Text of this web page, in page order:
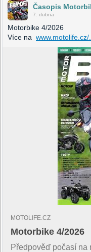
Časopis
7. dubna
Motorbike 4/2026
Více na
MOTOLIFE.CZ
Motorbike 4/2026
Předpověď počasí